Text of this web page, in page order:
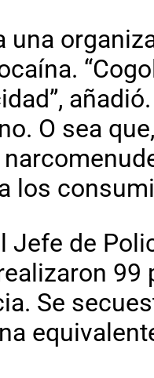
una
O sea
los
Jefe de
Se